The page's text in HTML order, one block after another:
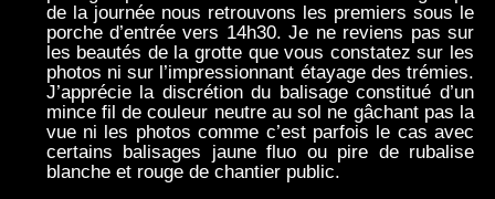
de la journée nous retrouvons les premiers sous le
porche d’entrée vers 14h30. Je ne reviens pas sur
les beautés de la grotte que vous constatez sur les
photos ni sur l’impressionnant étayage des trémies.
J’apprécie la discrétion du balisage constitué d’un
mince fil de couleur neutre au sol ne gâchant pas la
vue ni les photos comme c’est parfois le cas avec
certains balisages jaune fluo ou pire de rubalise
blanche et rouge de chantier public.